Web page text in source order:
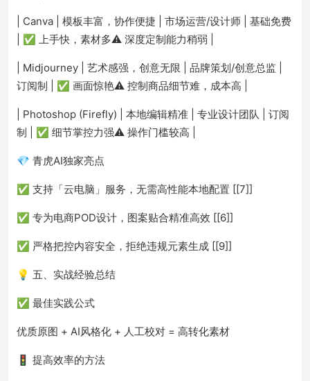
| Canva | 模板丰富，协作便捷 | 市场运营/设计师 | 基础免费
| ✅ 上手快，素材多⚠️ 深度定制能力稍弱 |
| Midjourney | 艺术感强，创意无限 | 品牌策划/创意总监 |
订阅制 | ✅ 画面惊艳⚠️ 控制商品细节难，成本高 |
| Photoshop (Firefly) | 本地编辑精准 | 专业设计团队 | 订阅
制 | ✅ 细节掌控力强⚠️ 操作门槛较高 |
💎 青虎AI独家亮点
✅ 支持「云电脑」服务，无需高性能本地配置 [[7]]
✅ 专为电商POD设计，图案贴合精准高效 [[6]]
✅ 严格把控内容安全，拒绝违规元素生成 [[9]]
💡 五、实战经验总结
✅ 最佳实践公式
优质原图 + AI风格化 + 人工校对 = 高转化素材
🚦 提高效率的方法